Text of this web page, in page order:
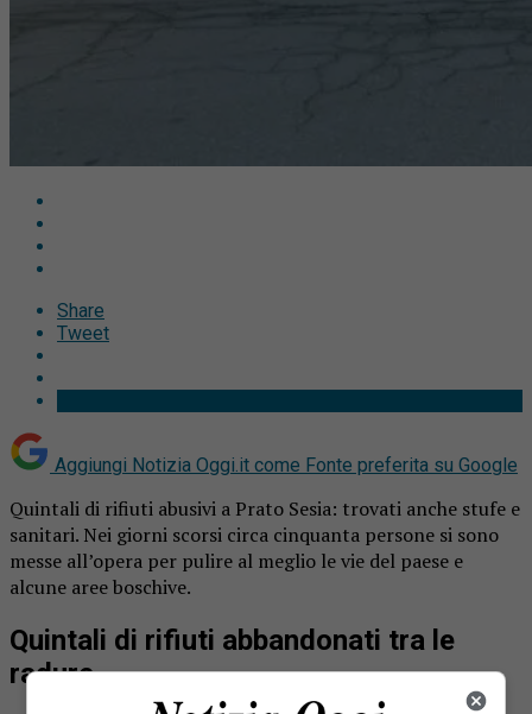
Share
Tweet
Aggiungi Notizia Oggi.it come Fonte preferita su Google
Quintali di rifiuti abusivi a Prato Sesia: trovati anche stufe e
sanitari. Nei giorni scorsi circa cinquanta persone si sono
messe all’opera per pulire al meglio le vie del paese e
alcune aree boschive.
Quintali di rifiuti abbandonati tra le
radure